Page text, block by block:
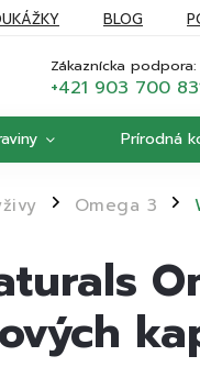
BLOG
Zákaznícka podpora:
+421 903 700
Prírodná
/ Omega 3 /